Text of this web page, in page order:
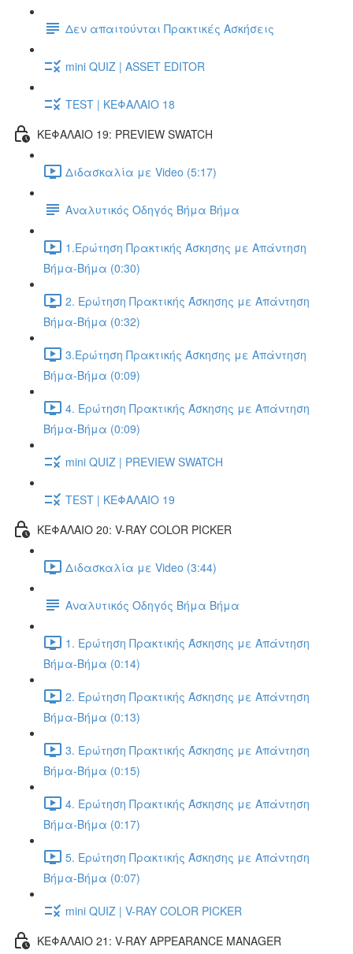
Δεν απαιτούνται Πρακτικές Ασκήσεις
mini QUIZ | ASSET EDITOR
TEST | ΚΕΦΑΛΑΙΟ 18
ΚΕΦΑΛΑΙΟ 19: PREVIEW SWATCH
Διδασκαλία με Video (5:17)
Αναλυτικός Οδηγός Βήμα Βήμα
1.Ερώτηση Πρακτικής Άσκησης με Απάντηση
Βήμα-Βήμα (0:30)
2. Ερώτηση Πρακτικής Άσκησης με Απάντηση
Βήμα-Βήμα (0:32)
3.Ερώτηση Πρακτικής Άσκησης με Απάντηση
Βήμα-Βήμα (0:09)
4. Ερώτηση Πρακτικής Άσκησης με Απάντηση
Βήμα-Βήμα (0:09)
mini QUIZ | PREVIEW SWATCH
TEST | ΚΕΦΑΛΑΙΟ 19
ΚΕΦΑΛΑΙΟ 20: V-RAY COLOR PICKER
Διδασκαλία με Video (3:44)
Αναλυτικός Οδηγός Βήμα Βήμα
1. Ερώτηση Πρακτικής Άσκησης με Απάντηση
Βήμα-Βήμα (0:14)
2. Ερώτηση Πρακτικής Άσκησης με Απάντηση
Βήμα-Βήμα (0:13)
3. Ερώτηση Πρακτικής Άσκησης με Απάντηση
Βήμα-Βήμα (0:15)
4. Ερώτηση Πρακτικής Άσκησης με Απάντηση
Βήμα-Βήμα (0:17)
5. Ερώτηση Πρακτικής Άσκησης με Απάντηση
Βήμα-Βήμα (0:07)
mini QUIZ | V-RAY COLOR PICKER
ΚΕΦΑΛΑΙΟ 21: V-RAY APPEARANCE MANAGER